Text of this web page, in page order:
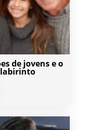
de jovens e o